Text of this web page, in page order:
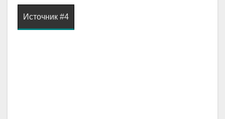
Источник #4